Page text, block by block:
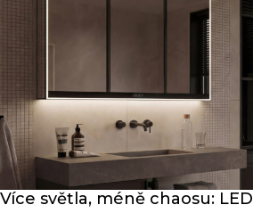
Více světla, méně chaosu: LED